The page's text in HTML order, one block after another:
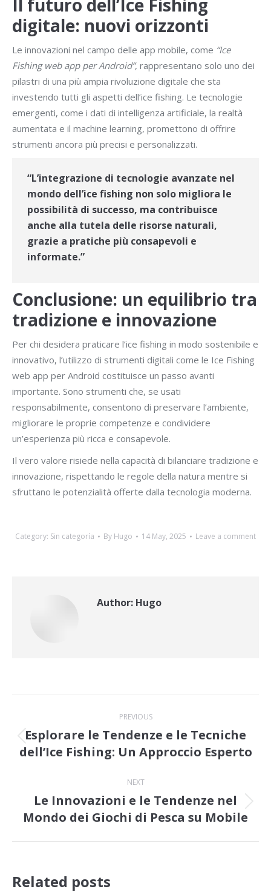
Il futuro dell’Ice Fishing
digitale: nuovi orizzonti
Le innovazioni nel campo delle app mobile, come “Ice
Fishing web app per Android”, rappresentano solo uno dei
pilastri di una più ampia rivoluzione digitale che sta
investendo tutti gli aspetti dell’ice fishing. Le tecnologie
emergenti, come i dati di intelligenza artificiale, la realtà
aumentata e il machine learning, promettono di offrire
strumenti ancora più precisi e personalizzati.
“L’integrazione di tecnologie avanzate nel
mondo dell’ice fishing non solo migliora le
possibilità di successo, ma contribuisce
anche alla tutela delle risorse naturali,
grazie a pratiche più consapevoli e
informate.”
Conclusione: un equilibrio tra
tradizione e innovazione
Per chi desidera praticare l’ice fishing in modo sostenibile e
innovativo, l’utilizzo di strumenti digitali come le Ice Fishing
web app per Android costituisce un passo avanti
importante. Sono strumenti che, se usati
responsabilmente, consentono di preservare l’ambiente,
migliorare le proprie competenze e condividere
un’esperienza più ricca e consapevole.
Il vero valore risiede nella capacità di bilanciare tradizione e
innovazione, rispettando le regole della natura mentre si
sfruttano le potenzialità offerte dalla tecnologia moderna.
Category: Sin categoría By Hugo 14 May, 2025 Leave a comment
Author: Hugo
navigation
PREVIOUS
Previous
post:
Esplorare le Tendenze e le Tecniche
dell’Ice Fishing: Un Approccio Esperto
NEXT
Next
post:
Le Innovazioni e le Tendenze nel
Mondo dei Giochi di Pesca su Mobile
Related posts